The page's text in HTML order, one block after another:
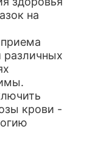
на
различных
крови -